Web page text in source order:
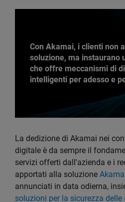
Con Akamai, i clienti non
soluzione, ma instaurano
che offre meccanismi di
intelligenti per adesso e
La dedizione di Akamai nei
digitale è da sempre il
servizi offerti dall'azienda e i
apportati alla soluzione
annunciati in data odierna,
soluzioni per la sicurezza